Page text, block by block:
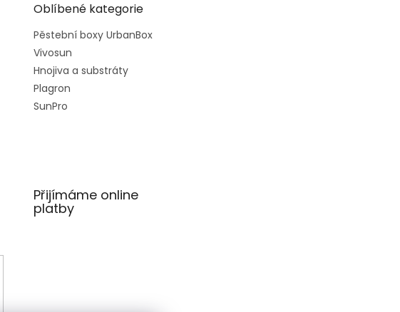
Oblíbené kategorie
Pěstební boxy UrbanBox
Vivosun
Hnojiva a substráty
Plagron
SunPro
Přijímáme online
platby